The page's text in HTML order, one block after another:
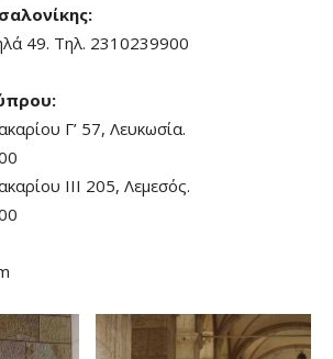
49. Τηλ. 2310239900
Γ’ 57, Λευκωσία.
ΙΙΙ 205, Λεμεσός.